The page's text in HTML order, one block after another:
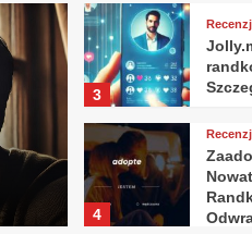
że
i subtelne
3
4